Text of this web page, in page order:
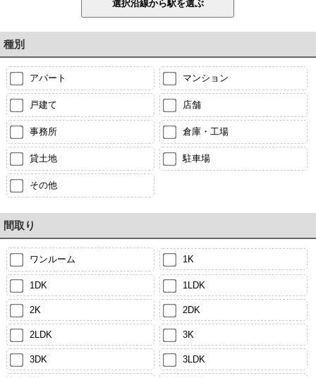
種別
アパート マンション
戸建て 店舗
事務所 倉庫・工場
貸土地 駐車場
その他
間取り
ワンルーム 1K
1DK 1LDK
2K 2DK
2LDK 3K
3DK 3LDK